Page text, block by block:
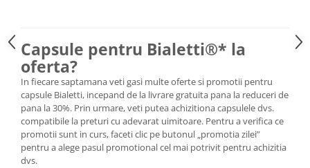
Capsule pentru Bialetti®* la
oferta?
In fiecare saptamana veti gasi multe oferte si promotii pentru
capsule Bialetti, incepand de la livrare gratuita pana la reduceri de
pana la 30%. Prin urmare, veti putea achizitiona capsulele dvs.
compatibile la preturi cu adevarat uimitoare. Pentru a verifica ce
promotii sunt in curs, faceti clic pe butonul „promotia zilei”
pentru a alege pasul promotional cel mai potrivit pentru achizitia
dvs.